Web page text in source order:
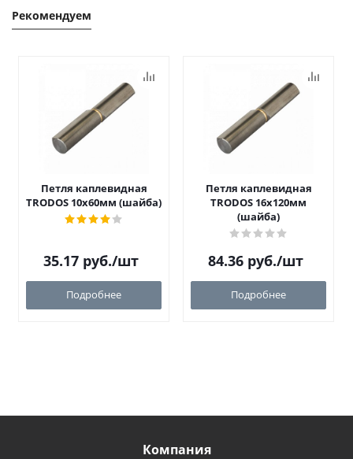
Рекомендуем
Петля каплевидная
TRODOS 10х60мм (шайба)
35.17 руб./шт
Подробнее
Петля каплевидная
TRODOS 16х120мм
(шайба)
84.36 руб./шт
Подробнее
Компания